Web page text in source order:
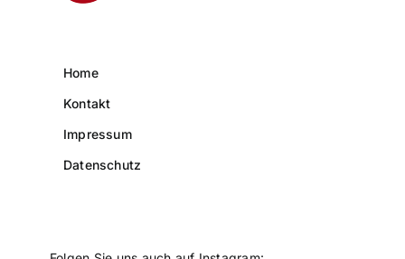
Home
Kontakt
Impressum
Datenschutz